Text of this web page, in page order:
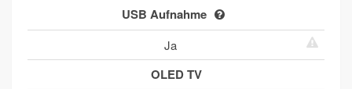
USB Aufnahme
Ja
OLED TV